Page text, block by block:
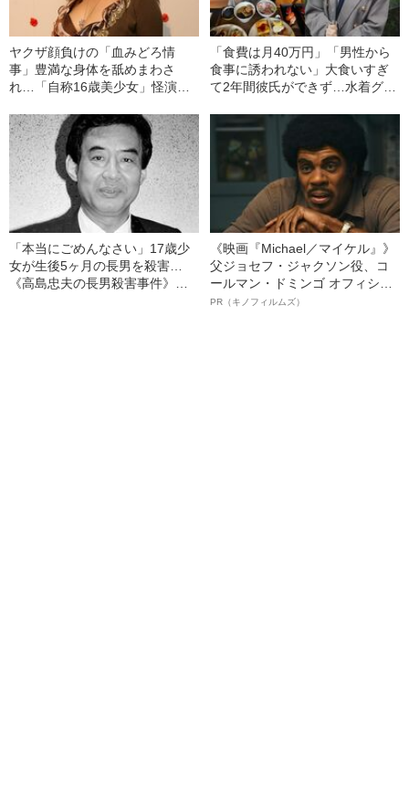
ヤクザ顔負けの「血みどろ情
事」豊満な身体を舐めまわさ
れ…「自称16歳美少女」怪演
ぎる“熟れ方”
「食費は月40万円」「男性から
食事に誘われない」大食いすぎ
て2年間彼氏ができず…水着グラ
女子（24）が語る、驚愕の食生
「本当にごめんなさい」17歳少
女が生後5ヶ月の長男を殺害…
《高島忠夫の長男殺害事件》夫
《映画『Michael／マイケル』》
父ジョセフ・ジャクソン役、コ
ールマン・ドミンゴ オフィシャ
ルインタビュー“観客を魅了した
PR（キノフィルムズ）